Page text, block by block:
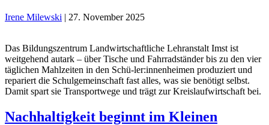
Irene Milewski | 27. November 2025
Das Bildungszentrum Landwirtschaftliche Lehranstalt Imst ist
weitgehend autark – über Tische und Fahrradständer bis zu den vier
täglichen Mahlzeiten in den Schü-ler:innenheimen produziert und
repariert die Schulgemeinschaft fast alles, was sie benötigt selbst.
Damit spart sie Transportwege und trägt zur Kreislaufwirtschaft bei.
Nachhaltigkeit beginnt im Kleinen